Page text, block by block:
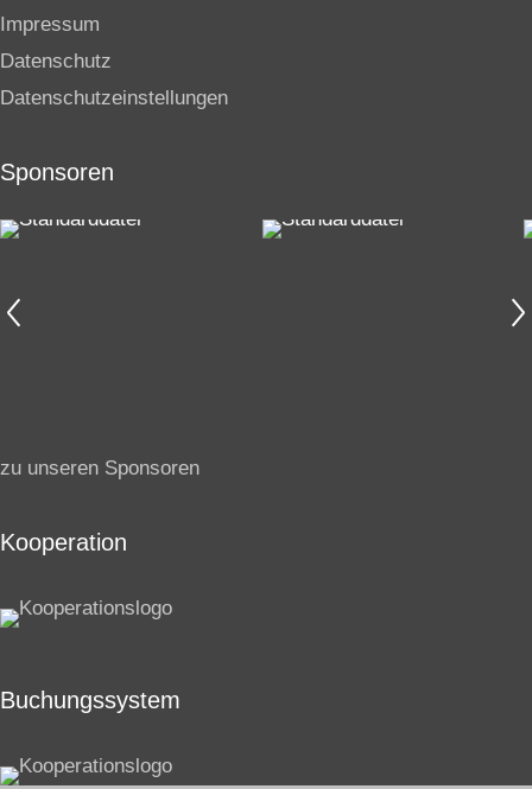
Impressum
Datenschutz
Datenschutzeinstellungen
Sponsoren
zu unseren Sponsoren
Kooperation
Buchungssystem